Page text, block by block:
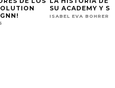
SU ACADEMY Y
ISABEL EVA BOHRER